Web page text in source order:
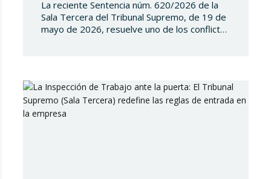
La reciente Sentencia núm. 620/2026 de la
Sala Tercera del Tribunal Supremo, de 19 de
mayo de 2026, resuelve uno de los conflictos
Arrendamientos vinculado al Registro de la…